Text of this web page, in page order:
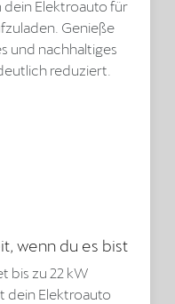
Elektroauto für
Genieße
und nachhaltiges
reduziert.
wenn du es bist
bis zu 22 kW
dein Elektroauto